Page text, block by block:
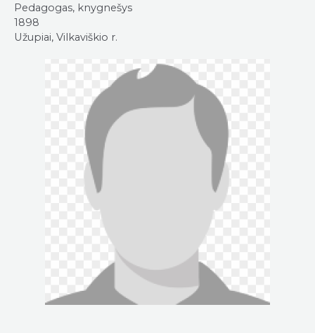
Pedagogas, knygnešys
1898
Užupiai, Vilkaviškio r.